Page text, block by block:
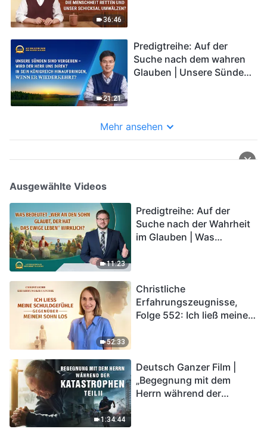
36:46
21:21
Predigtreihe: Auf der
Suche nach dem wahren
Glauben | Unsere Sünden
wenn Er wiederkehrt?
Mehr ansehen
Ausgewählte Videos
11:23
Predigtreihe: Auf der
Suche nach der Wahrheit
im Glauben | Was
52:33
Christliche
Erfahrungszeugnisse,
Folge 552: Ich ließ meine
1:34:44
Deutsch Ganzer Film |
„Begegnung mit dem
Herrn während der